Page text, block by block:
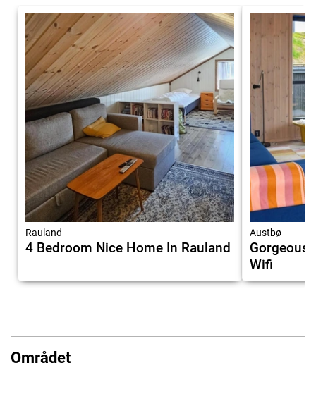
Rauland
4 Bedroom Nice Home In Rauland
Austbø
Gorgeous
Wifi
Området